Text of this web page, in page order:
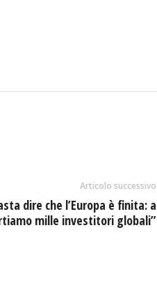
Articolo successivo
dire che l’Europa è finita: a
mille investitori globali”